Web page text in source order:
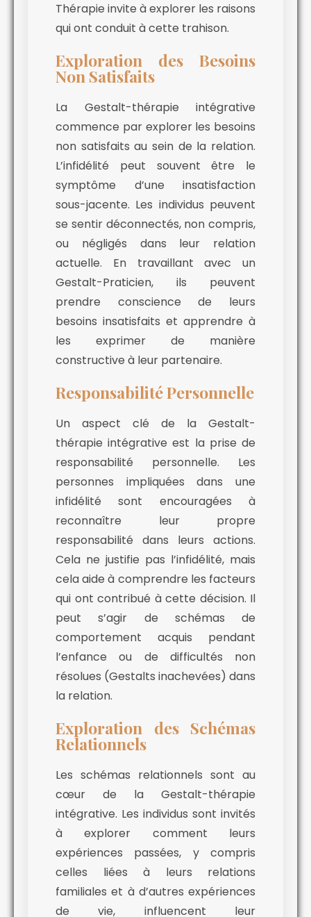
Thérapie invite à explorer les raisons
qui ont conduit à cette trahison.
Exploration des Besoins
Non Satisfaits
La Gestalt-thérapie intégrative
commence par explorer les besoins
non satisfaits au sein de la relation.
L’infidélité peut souvent être le
symptôme d’une insatisfaction
sous-jacente. Les individus peuvent
se sentir déconnectés, non compris,
ou négligés dans leur relation
actuelle. En travaillant avec un
Gestalt-Praticien, ils peuvent
prendre conscience de leurs
besoins insatisfaits et apprendre à
les exprimer de manière
constructive à leur partenaire.
Responsabilité Personnelle
Un aspect clé de la Gestalt-
thérapie intégrative est la prise de
responsabilité personnelle. Les
personnes impliquées dans une
infidélité sont encouragées à
reconnaître leur propre
responsabilité dans leurs actions.
Cela ne justifie pas l’infidélité, mais
cela aide à comprendre les facteurs
qui ont contribué à cette décision. Il
peut s’agir de schémas de
comportement acquis pendant
l’enfance ou de difficultés non
résolues (Gestalts inachevées) dans
la relation.
Exploration des Schémas
Relationnels
Les schémas relationnels sont au
cœur de la Gestalt-thérapie
intégrative. Les individus sont invités
à explorer comment leurs
expériences passées, y compris
celles liées à leurs relations
familiales et à d’autres expériences
de vie, influencent leur